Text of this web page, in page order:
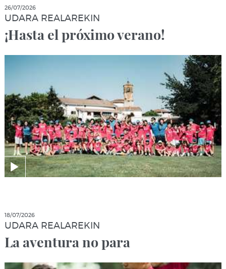
26/07/2026
UDARA REALAREKIN
¡Hasta el próximo verano!
18/07/2026
UDARA REALAREKIN
La aventura no para